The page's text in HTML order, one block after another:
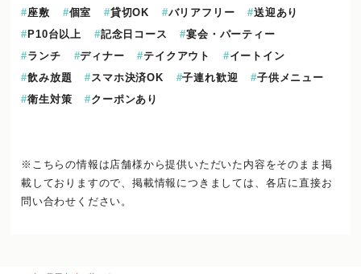
座敷 個室 貸切OK バリアフリー
送迎あり
P10台以上
記念日コース
宴会・パーティー
ランチ
ディナー テイクアウト
イートイン
飲み放題
スマホ決済OK 子連れ歓迎
子供メニュー
衛生対策
クーポンあり
※こちらの情報は店舗様から提供いただいた内容をそのまま掲
載しておりますので、掲載情報につきましては、各店に直接お
問い合わせください。